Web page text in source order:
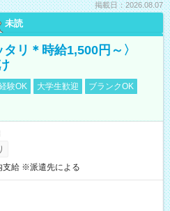
掲載日：2026.08.07
未読
リ＊時給1,500円～〉
験OK 大学生歓迎
ブランクOK
支給 ※派遣先による